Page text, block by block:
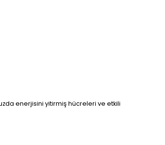
enerjisini yitirmiş hücreleri ve etkili